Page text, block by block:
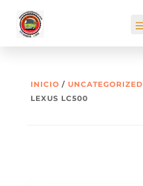
INICIO / UNCATEGORIZED
LEXUS LC500